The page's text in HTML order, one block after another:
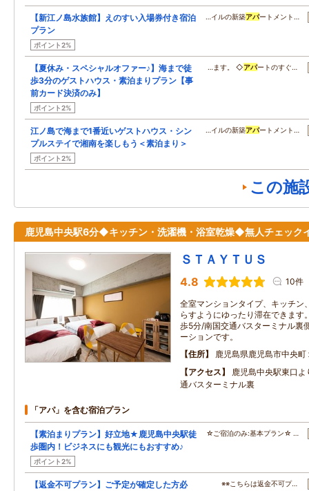
【新江ノ島水族館】えのすい入場券付き宿泊
プラン
ポイント2%
…イルの新築アパートメント…
【夏休み・スペシャルオファー♪】海まで徒
歩3分のゲストハウス・素泊まりプラン【事
前カード決済のみ】
ポイント2%
…ます。 ◇アパートのすぐ…
江ノ島で海まで1番近いゲストハウス・シン
プルステイで湘南を楽しもう＜素泊まり＞
ポイント2%
…イルの新築アパートメント…
この施
鹿児島中央駅6分◆キッチン・洗濯機・浴室乾燥◆無人チェック
ＳＴＡＹＴＵＳ
4.8 10件
全室マンションタイプ、キッチン
らすようにゆったり滞在できます
歩5分/南国交通バスターミナル裏
ーションです。
住所
鹿児島県鹿児島市中央町
アクセス
鹿児島中央駅東口
通バスターミナル裏
「アパ」を含む宿泊プラン
【素泊まりプラン】好立地★鹿児島中央駅徒
歩圏内！ビジネスにも観光にもおすすめ♪
ポイント2%
☆ご宿泊のみ:基本プラン☆ …
【返金不可プラン】ご予定が確定した方必
※※こちらは返金不可プ…